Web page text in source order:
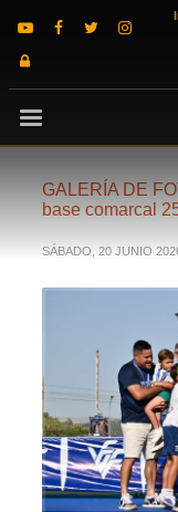
GALERÍA DE
base comarcal
SÁBADO, 20 JUNIO